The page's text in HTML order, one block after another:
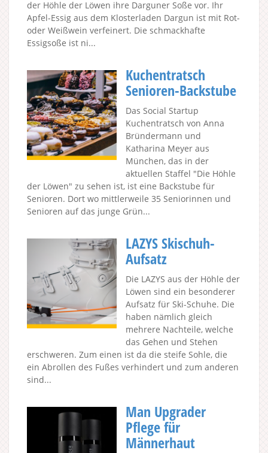
der Höhle der Löwen ihre Darguner Soße vor. Ihr
Apfel-Essig aus dem Klosterladen Dargun ist mit Rot-
oder Weißwein verfeinert. Die schmackhafte
Essigsoße ist ni...
Kuchentratsch
Senioren-Backstube
Das Social Startup
Kuchentratsch von Anna
Bründermann und
Katharina Meyer aus
München, das in der
aktuellen Staffel "Die Höhle
der Löwen" zu sehen ist, ist eine Backstube für
Senioren. Dort wo mittlerweile 35 Seniorinnen und
Senioren auf das junge Grün...
LAZYS Skischuh-
Aufsatz
Die LAZYS aus der Höhle der
Löwen sind ein besonderer
Aufsatz für Ski-Schuhe. Die
haben nämlich gleich
mehrere Nachteile, welche
das Gehen und Stehen
erschweren. Zum einen ist da die steife Sohle, die
ein Abrollen des Fußes verhindert und zum anderen
sind...
Man Upgrader
Pflege für
Männerhaut